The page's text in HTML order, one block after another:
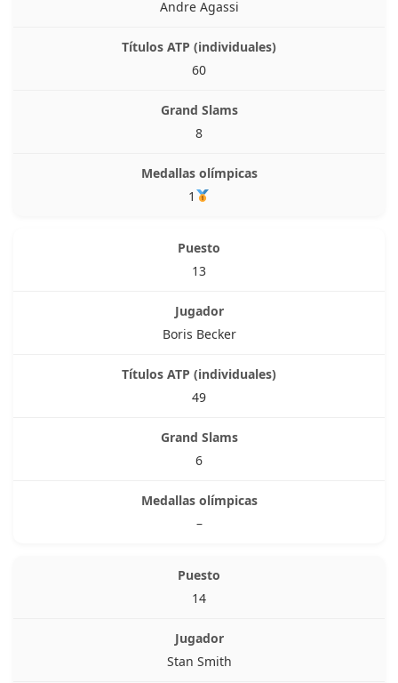
Andre Agassi
60
8
1
13
Boris Becker
49
6
–
14
Stan Smith